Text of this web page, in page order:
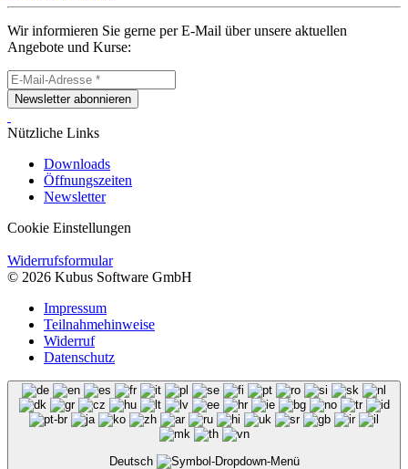
Wir informieren Sie gerne per E-Mail über unsere aktuellen
Angebote und Kurse:
Newsletter abonnieren
Nützliche Links
Downloads
Öffnungszeiten
Newsletter
Cookie Einstellungen
Widerrufsformular
© 2026 Kubus Software GmbH
Impressum
Teilnahmehinweise
Widerruf
Datenschutz
Deutsch